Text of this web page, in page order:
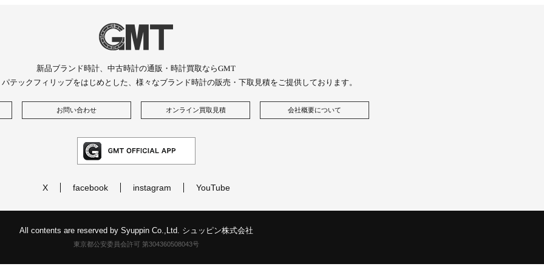
新品ブランド時計、中古時計の通販・時計買取ならGMT
テックフィリップをはじめとした、様々なブランド時計の販売・下取見積をご提供しております。
お問い合わせ オンライン買取見積 会社概要について
X facebook instagram YouTube
All contents are reserved by Syuppin Co.,Ltd. シュッピン株式会社
東京都公安委員会許可 第304360508043号